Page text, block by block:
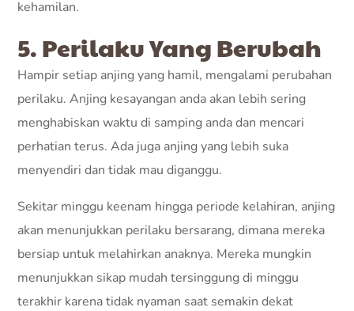
kehamilan.
5. Perilaku Yang Berubah
Hampir setiap anjing yang hamil, mengalami perubahan
perilaku. Anjing kesayangan anda akan lebih sering
menghabiskan waktu di samping anda dan mencari
perhatian terus. Ada juga anjing yang lebih suka
menyendiri dan tidak mau diganggu.
Sekitar minggu keenam hingga periode kelahiran, anjing
akan menunjukkan perilaku bersarang, dimana mereka
bersiap untuk melahirkan anaknya. Mereka mungkin
menunjukkan sikap mudah tersinggung di minggu
terakhir karena tidak nyaman saat semakin dekat